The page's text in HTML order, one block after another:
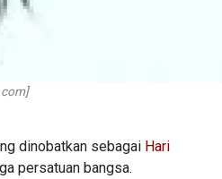
dinobatkan sebagai Hari
persatuan bangsa.